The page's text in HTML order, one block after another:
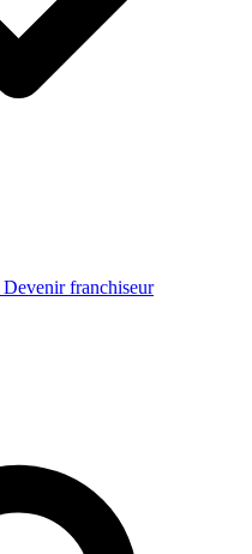
Devenir franchiseur